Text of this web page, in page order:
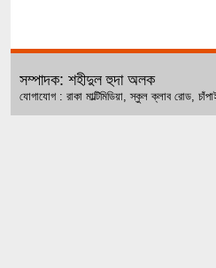
সম্পাদক: শহীদুল হুদা অলক
যোগাযোগ : রাকা মাল্টিমিডিয়া, স্কুল ক্লাব